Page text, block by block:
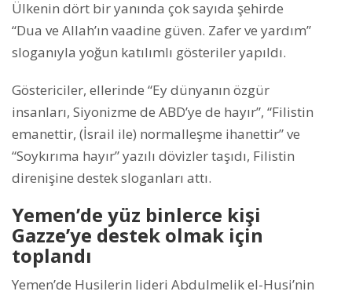
Ülkenin dört bir yanında çok sayıda şehirde
“Dua ve Allah’ın vaadine güven. Zafer ve yardım”
sloganıyla yoğun katılımlı gösteriler yapıldı.
Göstericiler, ellerinde “Ey dünyanın özgür
insanları, Siyonizme de ABD’ye de hayır”, “Filistin
emanettir, (İsrail ile) normalleşme ihanettir” ve
“Soykırıma hayır” yazılı dövizler taşıdı, Filistin
direnişine destek sloganları attı.
Yemen’de yüz binlerce kişi
Gazze’ye destek olmak için
toplandı
Yemen’de Husilerin lideri Abdulmelik el-Husi’nin